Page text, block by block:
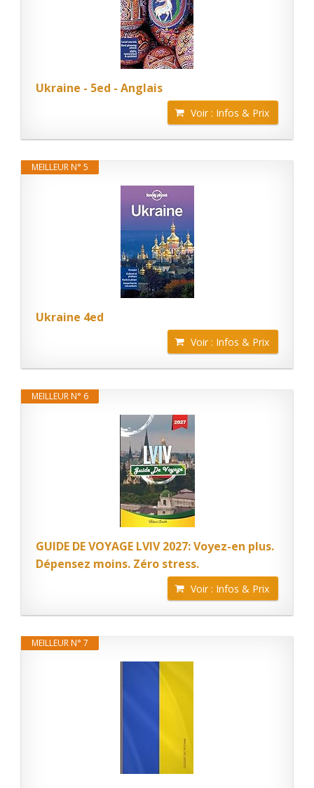
Ukraine - 5ed - Anglais
Voir : Infos & Prix
MEILLEUR N° 5
Ukraine 4ed
Voir : Infos & Prix
MEILLEUR N° 6
GUIDE DE VOYAGE LVIV 2027: Voyez-en plus.
Dépensez moins. Zéro stress.
Voir : Infos & Prix
MEILLEUR N° 7